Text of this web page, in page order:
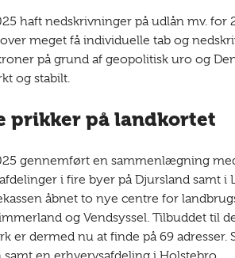
haft nedskrivninger på udlån mv.
meget få individuelle tab og
på grund af geopolitisk uro og
og stabilt.
prikker på landkortet
gennemført en sammenlægning
i fire byer på Djursland samt i
åbnet to nye centre for
og Vendsyssel. Tilbuddet til
er dermed nu at finde på 69